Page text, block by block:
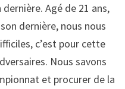
Agé de 21 ans,
dernière, nous nous
c’est pour cette
Nous savons
et procurer de la